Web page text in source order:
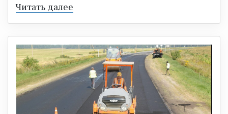
Читать далее